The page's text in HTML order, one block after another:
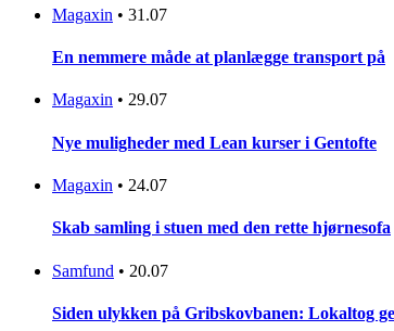
Magaxin • 31.07
En nemmere måde at planlægge transport på
Magaxin • 29.07
Nye muligheder med Lean kurser i Gentofte
Magaxin • 24.07
Skab samling i stuen med den rette hjørnesofa
Samfund • 20.07
Siden ulykken på Gribskovbanen: Lokaltog